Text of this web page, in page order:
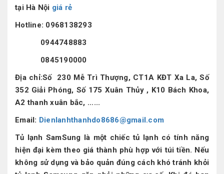
tại Hà Nội giá rẻ
Hotline: 0968138293
0944748883
0845190000
Địa chỉ:Số 230 Mễ Trì Thượng, CT1A KĐT Xa La, Số
352 Giải Phóng, Số 175 Xuân Thủy , K10 Bách Khoa,
A2 thanh xuân bắc, ......
Email: Dienlanhthanhdo8686@gmail.com
Tủ lạnh SamSung là một chiếc tủ lạnh có tính năng
hiện đại kèm theo giá thành phù hợp với túi tiền. Nếu
không sử dụng và bảo quản đúng cách khó tránh khỏi